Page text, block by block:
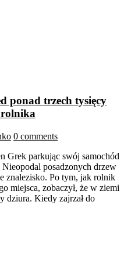
ponad trzech tysięcy
0 comments
Grek parkując swój samochód
posadzonych drzew
znalezisko. Po tym, jak rolnik
miejsca, zobaczył, że w ziemi
dziura. Kiedy zajrzał do